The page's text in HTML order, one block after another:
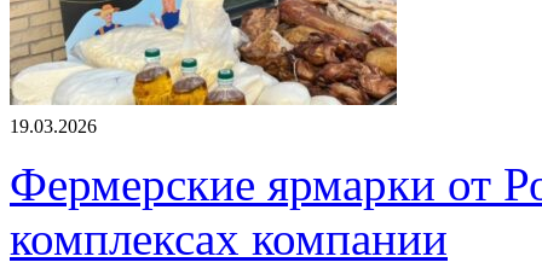
19.03.2026
Фермерские ярмарки от
комплексах компании